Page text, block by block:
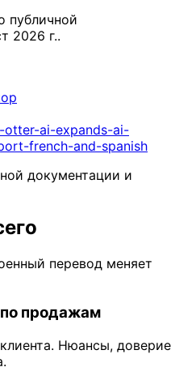
публичной
2026 г..
ai-expands-ai-
french-and-spanish
документации и
перевод меняет
продажам
Нюансы, доверие